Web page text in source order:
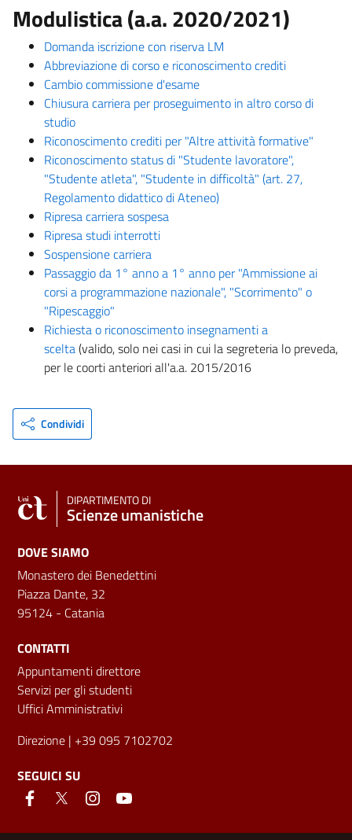
Modulistica (a.a. 2020/2021)
Domanda iscrizione con riserva LM
Abbreviazione di corso e riconoscimento crediti
Cambio commissione d'esame
Chiusura carriera per proseguimento in altro corso di
studio
Riconoscimento crediti per "Altre attività formative"
Riconoscimento status di "Studente lavoratore",
"Studente atleta", "Studente in difficoltà" (art. 27,
Regolamento didattico di Ateneo)
Ripresa carriera sospesa
Ripresa studi interrotti
Sospensione carriera
Passaggio da 1° anno a 1° anno per "Ammissione ai
corsi a programmazione nazionale", "Scorrimento" o
"Ripescaggio"
Richiesta o riconoscimento insegnamenti a
scelta(valido, solo nei casi in cui la segreteria lo preveda,
per le coorti anteriori all'a.a. 2015/2016
Condividi
DIPARTIMENTO DI
Scienze umanistiche
DOVE SIAMO
Monastero dei Benedettini
Piazza Dante, 32
95124 - Catania
CONTATTI
Appuntamenti direttore
Servizi per gli studenti
Uffici Amministrativi
Direzione | +39 095 7102702
SEGUICI SU